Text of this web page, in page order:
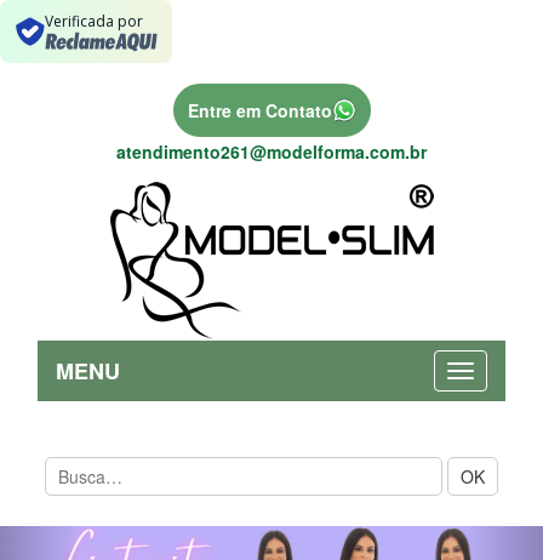
Verificada por
Entre em Contato
atendimento261@modelforma.com.br
MENU
OK
Previous